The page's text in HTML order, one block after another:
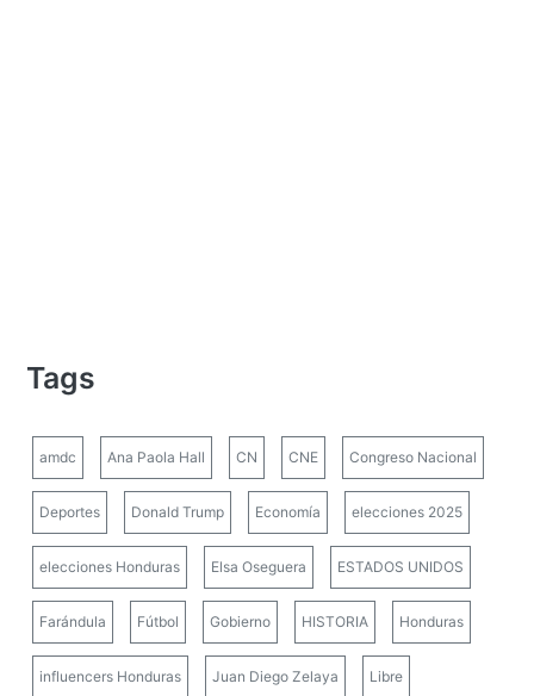
Tags
amdc Ana Paola Hall CN CNE Congreso Nacional
Deportes Donald Trump Economía elecciones 2025
elecciones Honduras Elsa Oseguera ESTADOS UNIDOS
Farándula Fútbol Gobierno HISTORIA Honduras
influencers Honduras Juan Diego Zelaya Libre